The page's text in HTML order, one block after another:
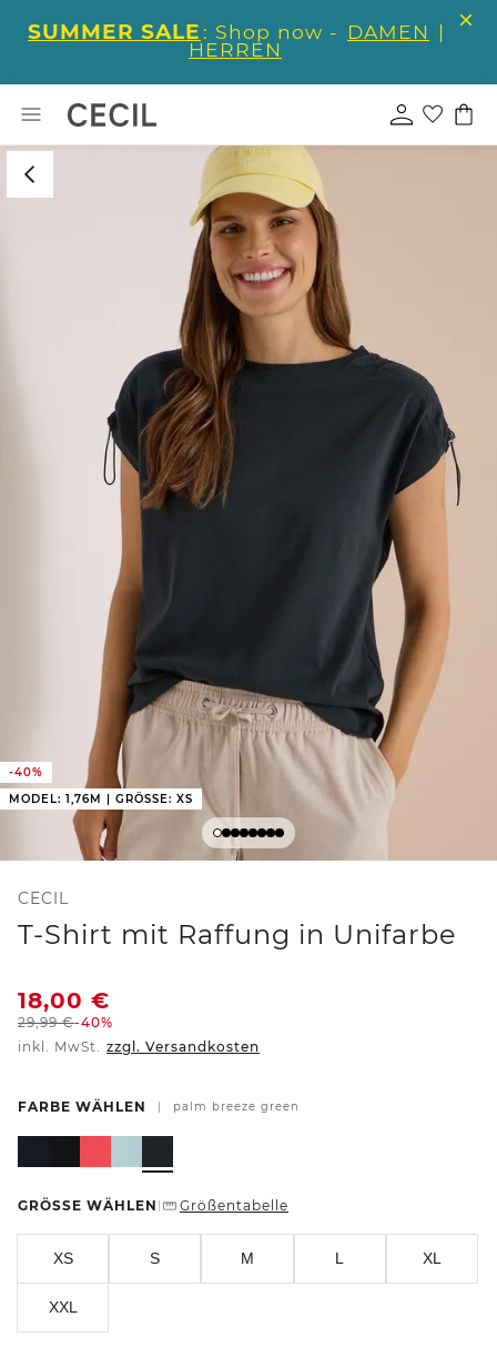
SUMMER SALE : Shop now - DAMEN |
HERREN
-40%
MODEL: 1,76M | GRÖSSE: XS
CECIL
T-Shirt mit Raffung in Unifarbe
18,00 €
29,99€-40%
inkl. MwSt. zzgl. Versandkosten
FARBE WÄHLEN palm breeze green
GRÖSSE WÄHLEN Größentabelle
XS S M L XL
XXL